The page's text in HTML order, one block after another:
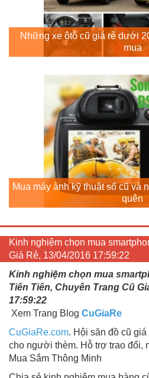
Những xe ôtô cũ giá rẻ dưới
mua
Mua máy ảnh kỹ thuật số cũ và
quên
Kinh nghiệm chọn mua
Giá Rẻ, 13/04/2016 17:59:22
Kinh nghiệm chọn mua
Tiên Tiên, Chuyên Trang Cũ
17:59:22
Xem Trang Blog CuGiaRe
CuGiaRe.com. Hội săn đồ cũ
cho người thèm. Hỗ trợ trao đổi,
Mua Sắm Thông Minh